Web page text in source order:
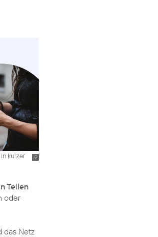
kurzer
Teilen
oder
das Netz